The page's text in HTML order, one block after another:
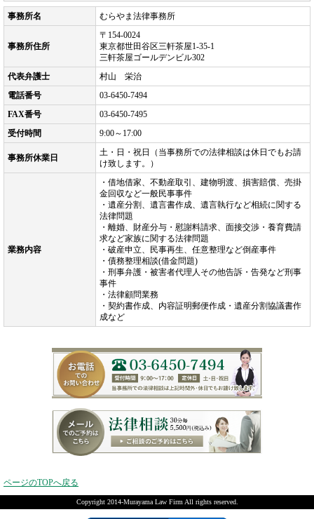
事務所名 むらやま法律事務所
事務所住所
〒154-0024
東京都世田谷区三軒茶屋1-35-1
三軒茶屋ゴールデンビル302
代表弁護士
村山 栄治
電話番号
03-6450-7494
FAX番号
03-6450-7495
受付時間
9:00～17:00
事務所休業日
土・日・祝日（当事務所での法律相談は休日でもお請
け致します。）
業務内容
・借地借家、不動産取引、建物明渡、損害賠償、売掛
金回収など一般民事事件
・遺産分割、遺言書作成、遺言執行など相続に関する
法律問題
・離婚、財産分与・慰謝料請求、面接交渉・養育費請
求など家族に関する法律問題
・破産申立、民事再生、任意整理など倒産事件
・債務整理相談(借金問題)
・刑事弁護・被害者代理人その他告訴・告発など刑事
事件
・法律顧問業務
・契約書作成、内容証明郵便作成・遺産分割協議書作
成など
ページのTOPへ戻る
Copyright 2014-Murayama Law Firm All rights reserved.